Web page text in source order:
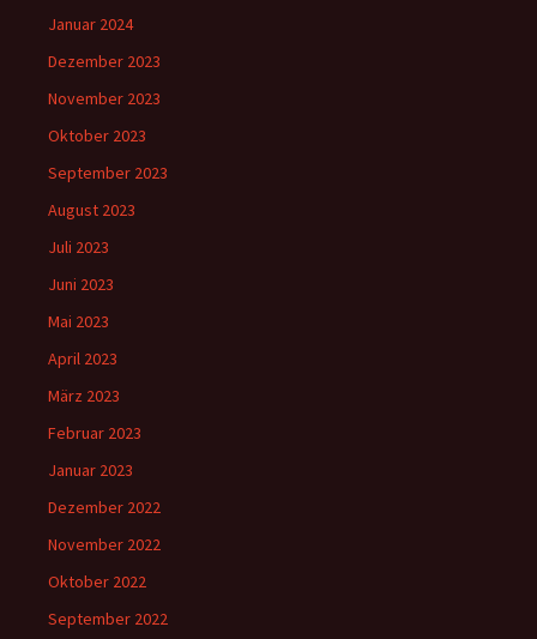
Januar 2024
Dezember 2023
November 2023
Oktober 2023
September 2023
August 2023
Juli 2023
Juni 2023
Mai 2023
April 2023
März 2023
Februar 2023
Januar 2023
Dezember 2022
November 2022
Oktober 2022
September 2022